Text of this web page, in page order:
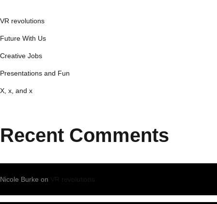
VR revolutions
Future With Us
Creative Jobs
Presentations and Fun
X, x, and x
Recent Comments
Nicole Burke on VR revolutions